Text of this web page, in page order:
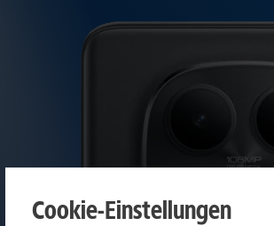
Cookie-Einstellungen